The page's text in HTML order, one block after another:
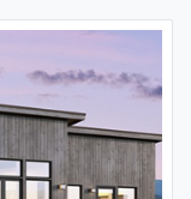
Den moderna
alternativa